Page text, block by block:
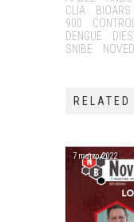
CLIA
BIOARS
900
DENGUE
SNIBE
RELATED
7 marzo, 2022